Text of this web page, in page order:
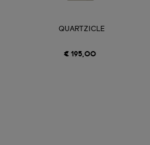
QUARTZICLE
€ 195,00